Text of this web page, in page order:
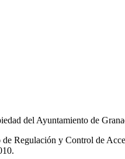
del Ayuntamiento de
Regulación y Control de